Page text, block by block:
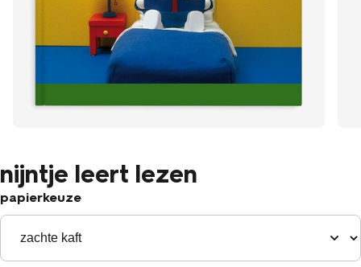
nijntje leert lezen
papierkeuze